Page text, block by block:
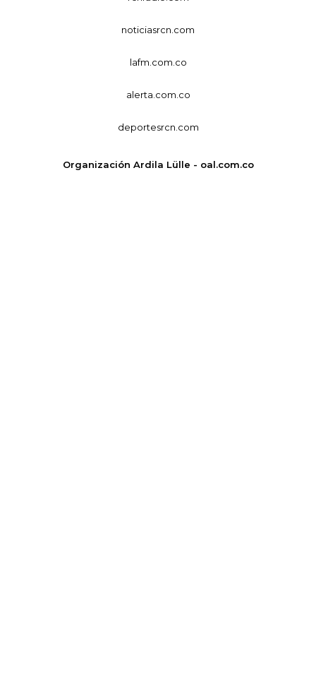
noticiasrcn.com
lafm.com.co
alerta.com.co
deportesrcn.com
Organización Ardila Lülle - oal.com.co